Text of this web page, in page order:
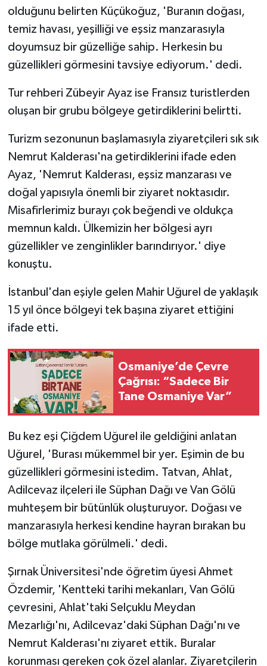
olduğunu belirten Küçükoğuz, 'Buranın doğası,
temiz havası, yeşilliği ve eşsiz manzarasıyla
doyumsuz bir güzelliğe sahip. Herkesin bu
güzellikleri görmesini tavsiye ediyorum.' dedi.
Tur rehberi Zübeyir Ayaz ise Fransız turistlerden
oluşan bir grubu bölgeye getirdiklerini belirtti.
Turizm sezonunun başlamasıyla ziyaretçileri sık sık
Nemrut Kalderası'na getirdiklerini ifade eden
Ayaz, 'Nemrut Kalderası, eşsiz manzarası ve
doğal yapısıyla önemli bir ziyaret noktasıdır.
Misafirlerimiz burayı çok beğendi ve oldukça
memnun kaldı. Ülkemizin her bölgesi ayrı
güzellikler ve zenginlikler barındırıyor.' diye
konuştu.
İstanbul'dan eşiyle gelen Mahir Uğurel de yaklaşık
15 yıl önce bölgeyi tek başına ziyaret ettiğini
ifade etti.
Osmaniye’de Çevre
Çağrısı: “Sadece Bir
Tane Osmaniye Var”
Bu kez eşi Çiğdem Uğurel ile geldiğini anlatan
Uğurel, 'Burası mükemmel bir yer. Eşimin de bu
güzellikleri görmesini istedim. Tatvan, Ahlat,
Adilcevaz ilçeleri ile Süphan Dağı ve Van Gölü
muhteşem bir bütünlük oluşturuyor. Doğası ve
manzarasıyla herkesi kendine hayran bırakan bu
bölge mutlaka görülmeli.' dedi.
Şırnak Üniversitesi'nde öğretim üyesi Ahmet
Özdemir, 'Kentteki tarihi mekanları, Van Gölü
çevresini, Ahlat'taki Selçuklu Meydan
Mezarlığı'nı, Adilcevaz'daki Süphan Dağı'nı ve
Nemrut Kalderası'nı ziyaret ettik. Buralar
korunması gereken çok özel alanlar. Ziyaretçilerin